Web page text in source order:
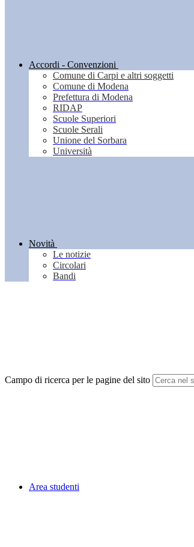
Accordi - Convenzioni
Comune di Carpi e altri soggetti
Comune di Modena
Prefettura di Modena
RIDAP
Scuole Superiori
Scuole Serali
Unione del Sorbara
Università
Novità
Le notizie
Circolari
Bandi
Campo di ricerca per le pagine del sito
Area studenti